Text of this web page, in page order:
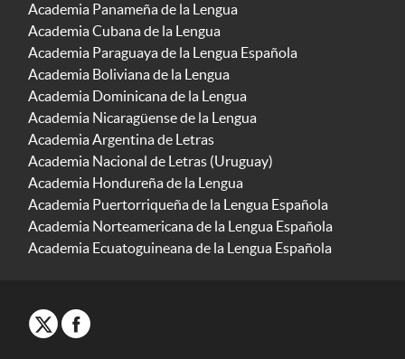
Academia Panameña de la Lengua
Academia Cubana de la Lengua
Academia Paraguaya de la Lengua Española
Academia Boliviana de la Lengua
Academia Dominicana de la Lengua
Academia Nicaragüense de la Lengua
Academia Argentina de Letras
Academia Nacional de Letras (Uruguay)
Academia Hondureña de la Lengua
Academia Puertorriqueña de la Lengua Española
Academia Norteamericana de la Lengua Española
Academia Ecuatoguineana de la Lengua Española